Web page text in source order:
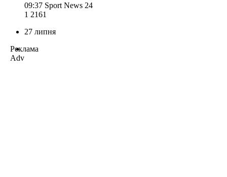
09:37 Sport News 24
1 2161
27 липня
Реклама
Adv